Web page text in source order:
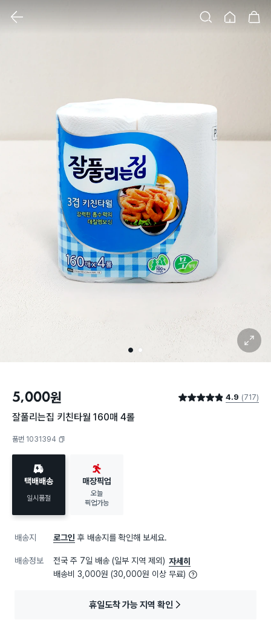
1 2
확대 보기
5,000원 별점 4.9점 4.9 (717)
잘풀리는집 키친타월 160매 4롤
품번 1031394
택배배송
일시품절
매장픽업
오늘
픽업가능
배송지 로그인 후 배송지를 확인해 보세요.
배송정보 전국 주 7일 배송 (일부 지역 제외) 자세히
배송비 3,000원 (30,000원 이상 무료)
휴일도착 가능 지역 확인